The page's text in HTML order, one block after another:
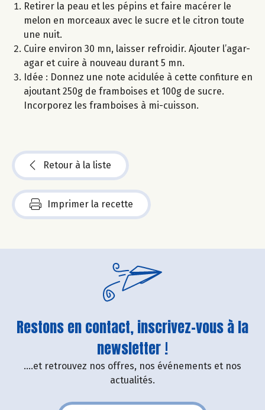
Retirer la peau et les pépins et faire macérer le
melon en morceaux avec le sucre et le citron toute
une nuit.
Cuire environ 30 mn, laisser refroidir. Ajouter l’agar-
agar et cuire à nouveau durant 5 mn.
Idée : Donnez une note acidulée à cette confiture en
ajoutant 250g de framboises et 100g de sucre.
Incorporez les framboises à mi-cuisson.
Retour à la liste
Imprimer la recette
Restons en contact, inscrivez-vous à la
newsletter !
....et retrouvez nos offres, nos événements et nos
actualités.